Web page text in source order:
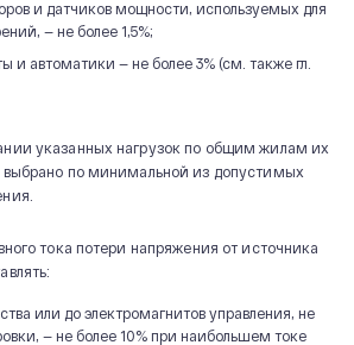
и датчиков мощности, используемых для
— не более 1,5%;
и автоматики — не более 3% (см. также гл.
указанных нагрузок по общим жилам их
выбрано по минимальной из допустимых
тока потери напряжения от источника
или до электромагнитов управления, не
— не более 10% при наибольшем токе